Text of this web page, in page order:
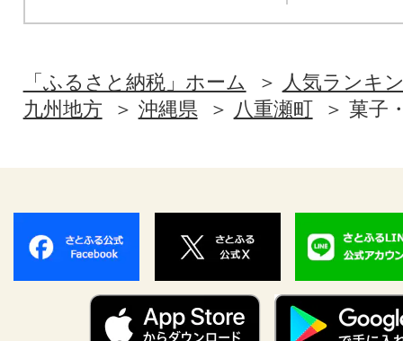
「ふるさと納税」ホーム
人気ランキ
九州地方
沖縄県 八重瀬町 菓子